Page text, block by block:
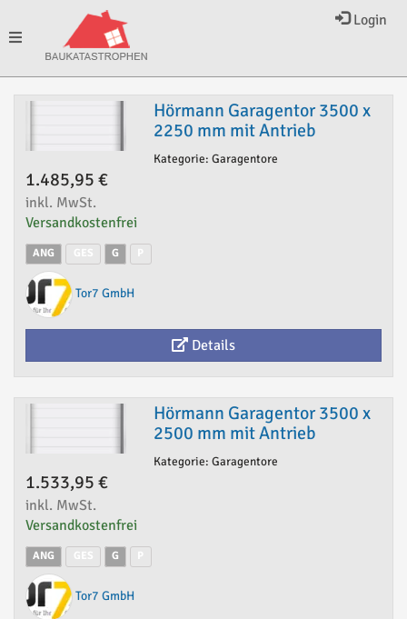
Login
Toggle
Hörmann Garagentor 3500 x
2250 mm mit Antrieb
Kategorie: Garagentore
1.485,95 €
inkl. MwSt.
Versandkostenfrei
ANG G
Tor7 GmbH
Details
Hörmann Garagentor 3500 x
2500 mm mit Antrieb
Kategorie: Garagentore
1.533,95 €
inkl. MwSt.
Versandkostenfrei
ANG G
Tor7 GmbH